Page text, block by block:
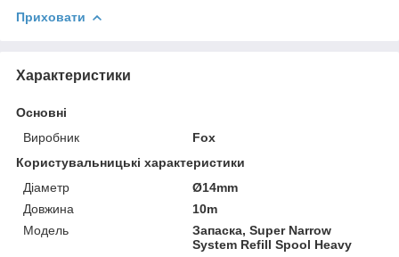
Приховати
Характеристики
Основні
Виробник
Fox
Користувальницькі характеристики
Діаметр
Ø14mm
Довжина
10m
Модель
Запаска, Super Narrow
System Refill Spool Heavy